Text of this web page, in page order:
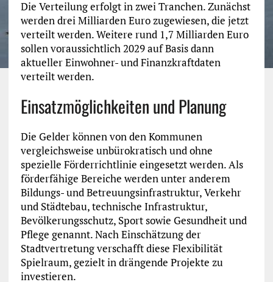
Die Verteilung erfolgt in zwei Tranchen. Zunächst
werden drei Milliarden Euro zugewiesen, die jetzt
verteilt werden. Weitere rund 1,7 Milliarden Euro
sollen voraussichtlich 2029 auf Basis dann
aktueller Einwohner- und Finanzkraftdaten
verteilt werden.
Einsatzmöglichkeiten und Planung
Die Gelder können von den Kommunen
vergleichsweise unbürokratisch und ohne
spezielle Förderrichtlinie eingesetzt werden. Als
förderfähige Bereiche werden unter anderem
Bildungs- und Betreuungsinfrastruktur, Verkehr
und Städtebau, technische Infrastruktur,
Bevölkerungsschutz, Sport sowie Gesundheit und
Pflege genannt. Nach Einschätzung der
Stadtvertretung verschafft diese Flexibilität
Spielraum, gezielt in drängende Projekte zu
investieren.